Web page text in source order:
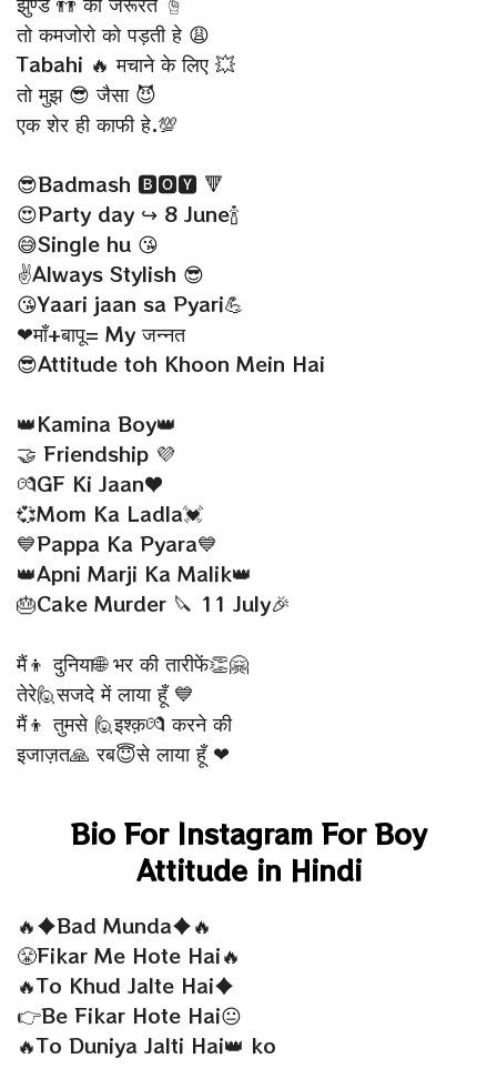
तो कमजोरो को पड़ती हे 😩
Tabahi 🔥 मचाने के लिए 💥
तो मुझ 😎 जैसा 😈
एक शेर ही काफी हे.💯
😎Badmash 🅱🅾🆈 🔻
😍Party day ↪ 8 June🍾
😅Single hu 😘
✌Always Stylish 😎
😘Yaari jaan sa Pyari💪
❤माँ+बापू= My जन्नत
😎Attitude toh Khoon Mein Hai
👑Kamina Boy👑
🤝 Friendship 💜
💏GF Ki Jaan♥
💞Mom Ka Ladla💓
💙Pappa Ka Pyara💙
👑Apni Marji Ka Malik👑
🎂Cake Murder 🔪 11 July🎉
मैं👦 दुनिया🌐 भर की तारीफें👏🤗
तेरे🙋सजदे में लाया हूँ 💙
मैं👦 तुमसे 🙋इश्क़💏 करने की
इजाज़त🙏 रब😇से लाया हूँ ❤
Bio For Instagram For Boy
Attitude in Hindi
🔥♦Bad Munda♦🔥
😤Fikar Me Hote Hai🔥
🔥To Khud Jalte Hai♦
👉Be Fikar Hote Hai😐
🔥To Duniya Jalti Hai👑 ko